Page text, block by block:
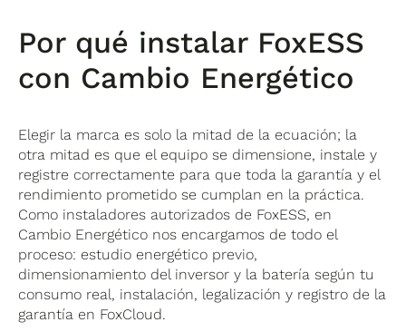
Por qué instalar FoxESS
con Cambio Energético
Elegir la marca es solo la mitad de la ecuación; la
otra mitad es que el equipo se dimensione, instale y
registre correctamente para que toda la garantía y el
rendimiento prometido se cumplan en la práctica.
Como instaladores autorizados de FoxESS, en
Cambio Energético nos encargamos de todo el
proceso: estudio energético previo,
dimensionamiento del inversor y la batería según tu
consumo real, instalación, legalización y registro de la
garantía en FoxCloud.